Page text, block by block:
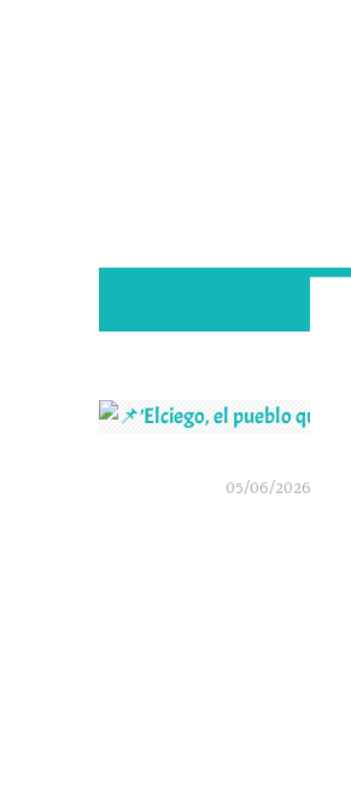
05/06/2026